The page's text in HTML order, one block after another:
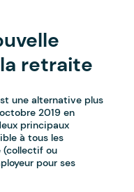
retraite
une alternative plus
2019 en
principaux
à tous les
(collectif ou
pour ses